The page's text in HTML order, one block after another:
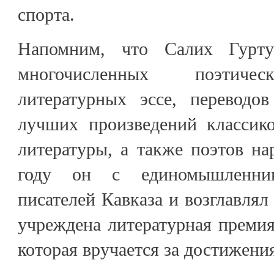
спорта.
Напомним, что Салих
многочисленных
литературных эссе,
лучших произведений
литературы, а также поэтов
году он с
писателей Кавказа и
учреждена литературная
которая вручается за